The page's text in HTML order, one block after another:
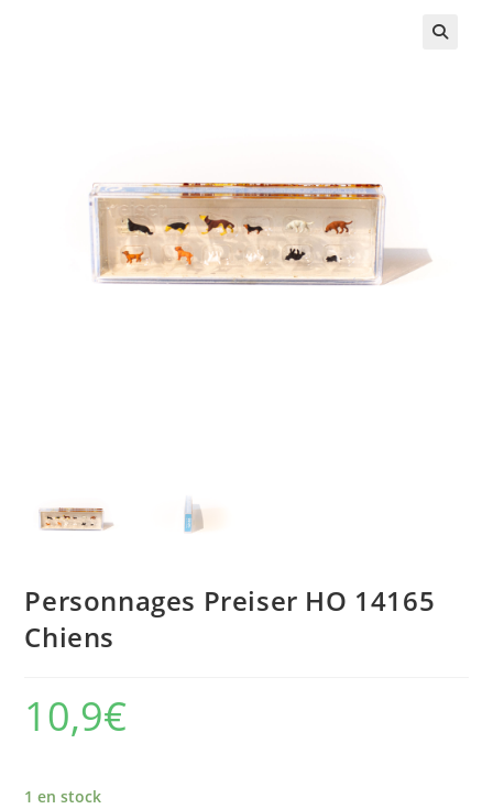
Personnages Preiser HO 14165
Chiens
10,9€
1 en stock